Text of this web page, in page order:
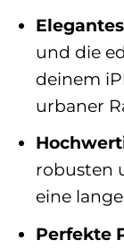
und die
deinem
urbaner
robusten
eine
Perfekte